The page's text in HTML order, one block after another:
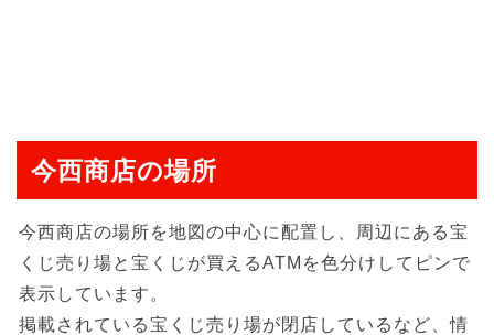
今西商店の場所
今西商店の場所を地図の中心に配置し、周辺にある宝
くじ売り場と宝くじが買えるATMを色分けしてピンで
表示しています。
掲載されている宝くじ売り場が閉店しているなど、情